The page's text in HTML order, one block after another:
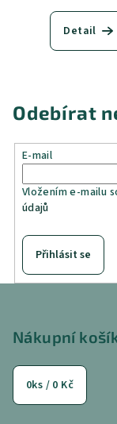
Detail
Odebírat
E-mail
Vložením e-mailu
údajů
Přihlásit se
Nákupní
0ks / 0 Kč